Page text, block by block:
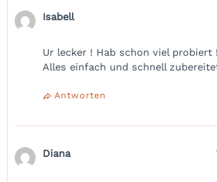
Isabell
Ur lecker ! Hab schon viel probiert
Alles einfach und schnell
Antworten
Diana